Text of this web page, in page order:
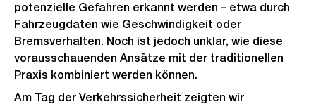
potenzielle Gefahren erkannt werden – etwa durch
Fahrzeugdaten wie Geschwindigkeit oder
Bremsverhalten. Noch ist jedoch unklar, wie diese
vorausschauenden Ansätze mit der traditionellen
Praxis kombiniert werden können.
Am Tag der Verkehrssicherheit zeigten wir